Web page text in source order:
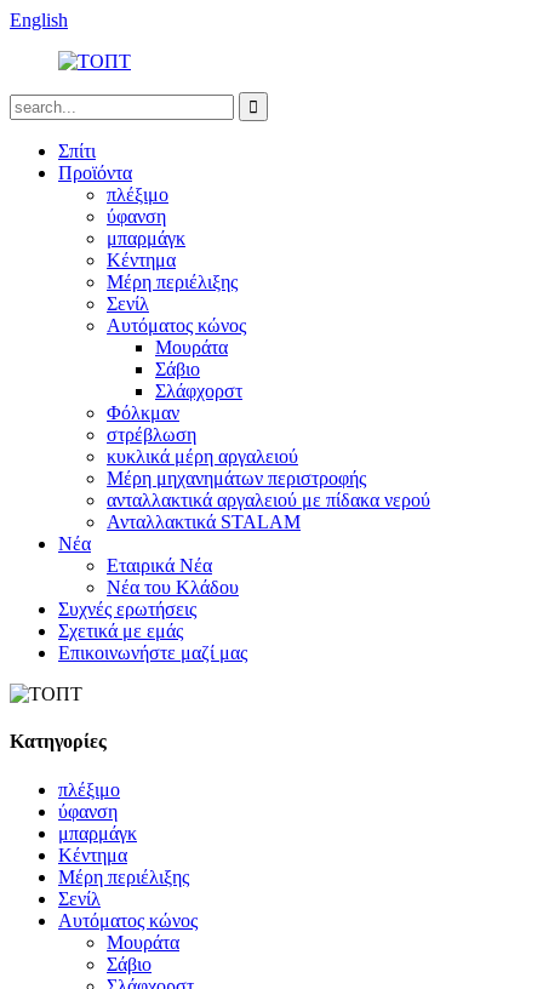
English
Σπίτι
Προϊόντα
πλέξιμο
ύφανση
μπαρμάγκ
Κέντημα
Μέρη περιέλιξης
Σενίλ
Αυτόματος κώνος
Μουράτα
Σάβιο
Σλάφχορστ
Φόλκμαν
στρέβλωση
κυκλικά μέρη αργαλειού
Μέρη μηχανημάτων περιστροφής
ανταλλακτικά αργαλειού με πίδακα νερού
Ανταλλακτικά STALAM
Νέα
Εταιρικά Νέα
Νέα του Κλάδου
Συχνές ερωτήσεις
Σχετικά με εμάς
Επικοινωνήστε μαζί μας
Κατηγορίες
πλέξιμο
ύφανση
μπαρμάγκ
Κέντημα
Μέρη περιέλιξης
Σενίλ
Αυτόματος κώνος
Μουράτα
Σάβιο